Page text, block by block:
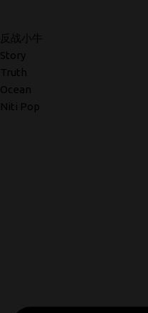
反战小牛
Story
Truth
Ocean
Niti Pop